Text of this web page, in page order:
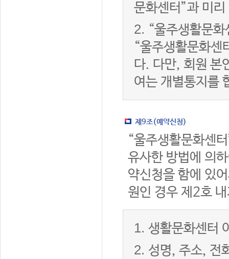
문화센터”과 미
2. “울주생활문
“울주생활문화센
다. 다만, 회원 본
여는 개별통지를
제9조(예약신청)
“울주생활문화센
유사한 방법에 의
약신청을 함에 있
원인 경우 제2호
1. 생활문화센터
2. 성명, 주소, 전